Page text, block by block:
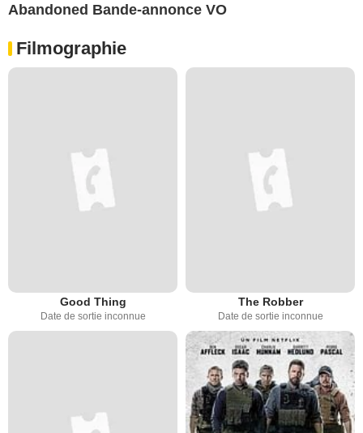
Abandoned Bande-annonce VO
Filmographie
Good Thing
Date de sortie inconnue
The Robber
Date de sortie inconnue